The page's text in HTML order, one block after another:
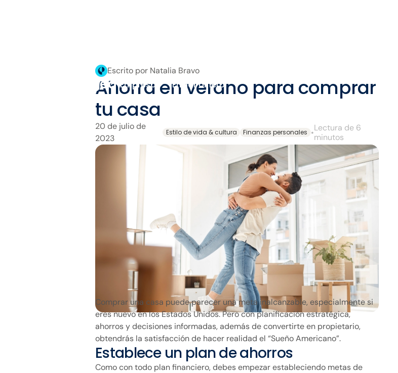
Empresa Enviar dinero
Escrito por Natalia Bravo
Ahorra en verano para comprar
tu casa
20 de julio de
2023
Estilo de vida & cultura Finanzas personales •Lectura de 6
minutos
Comprar una casa puede parecer una meta inalcanzable, especialmente si
eres nuevo en los Estados Unidos. Pero con planificación estratégica,
ahorros y decisiones informadas, además de convertirte en propietario,
obtendrás la satisfacción de hacer realidad el “Sueño Americano”.
Establece un plan de ahorros
Como con todo plan financiero, debes empezar estableciendo metas de